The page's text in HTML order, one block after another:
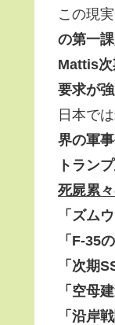
この現
の第一
Mattis次
要求が
日本で
界の軍
トラン
死屍累
「ズム
「F-35
「次期
「空母
「沿岸